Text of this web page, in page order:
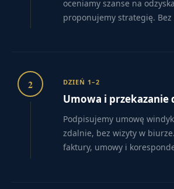
oceniamy szanse na
proponujemy strategię. Bez
2 DZIEŃ 1–2
Umowa i
Podpisujemy umowę
zdalnie, bez wizyty w
faktury, umowy i